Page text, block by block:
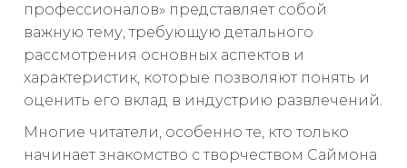
профессионалов» представляет собой
важную тему, требующую детального
рассмотрения основных аспектов и
характеристик, которые позволяют понять и
оценить его вклад в индустрию развлечений.
Многие читатели, особенно те, кто только
начинает знакомство с творчеством Саймона